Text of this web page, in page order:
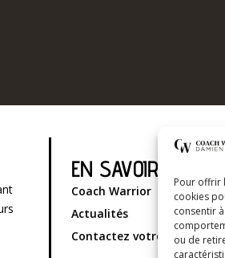
Pour offrir
cookies
consentir
ou de
EN SAVOIR PLUS
Coach Warrior
Actualités
Contactez votre coach